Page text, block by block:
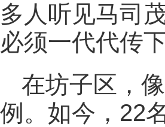
多人听见马司
必须一代代传
在坊子区，
例。如今，22